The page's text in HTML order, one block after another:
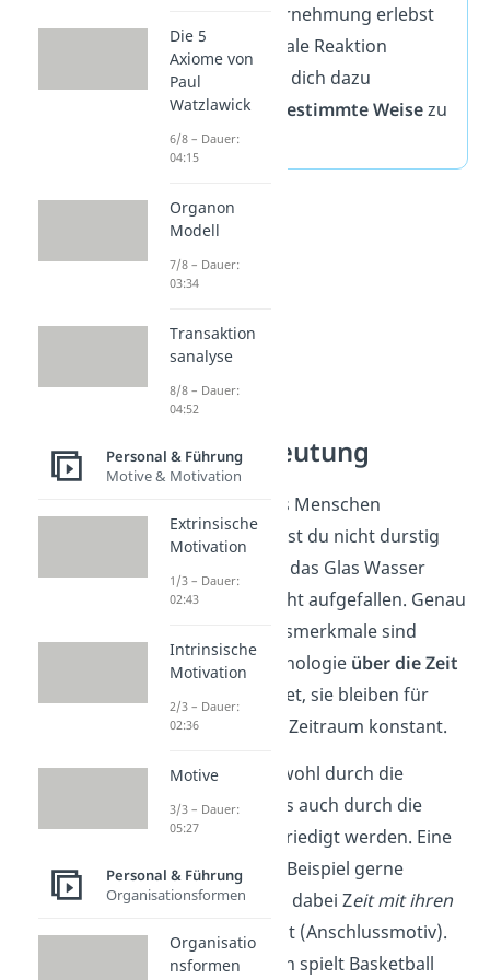
Infolge der Wahrnehmung erlebst
du eine emotionale Reaktion
(Motivation), die dich dazu
veranlasst, auf
bestimmte Weisezu
handeln.
Motive Bedeutung
Motive regeln, was Menschen
wahrnehmen. Wärst du nicht durstig
gewesen, wäre dir das Glas Wasser
wahrscheinlich nicht aufgefallen. Genau
wie Persönlichkeitsmerkmale sind
Motive in der Psychologie über die Zeit
. Das bedeutet, sie bleiben für
einen bestimmten Zeitraum konstant.
Ein Motiv kann sowohl durch die
Tätigkeitselbst, als auch durch die
Folgen daraus
befriedigt werden. Eine
Person spielt zum Beispiel gerne
Basketball, weil sie dabei Zeit mit ihren
Freunden verbringt (Anschlussmotiv).
Eine andere Person spielt Basketball
Die 5
Axiome von
Paul
Watzlawick
6/8 – Dauer:
04:15
Organon
Modell
7/8 – Dauer:
03:34
Transaktion
sanalyse
8/8 – Dauer:
04:52
Personal & Führung
Motive & Motivation
Extrinsische
Motivation
1/3 – Dauer:
02:43
Intrinsische
Motivation
2/3 – Dauer:
02:36
Motive
3/3 – Dauer:
05:27
Personal & Führung
Organisationsformen
Organisatio
nsformen